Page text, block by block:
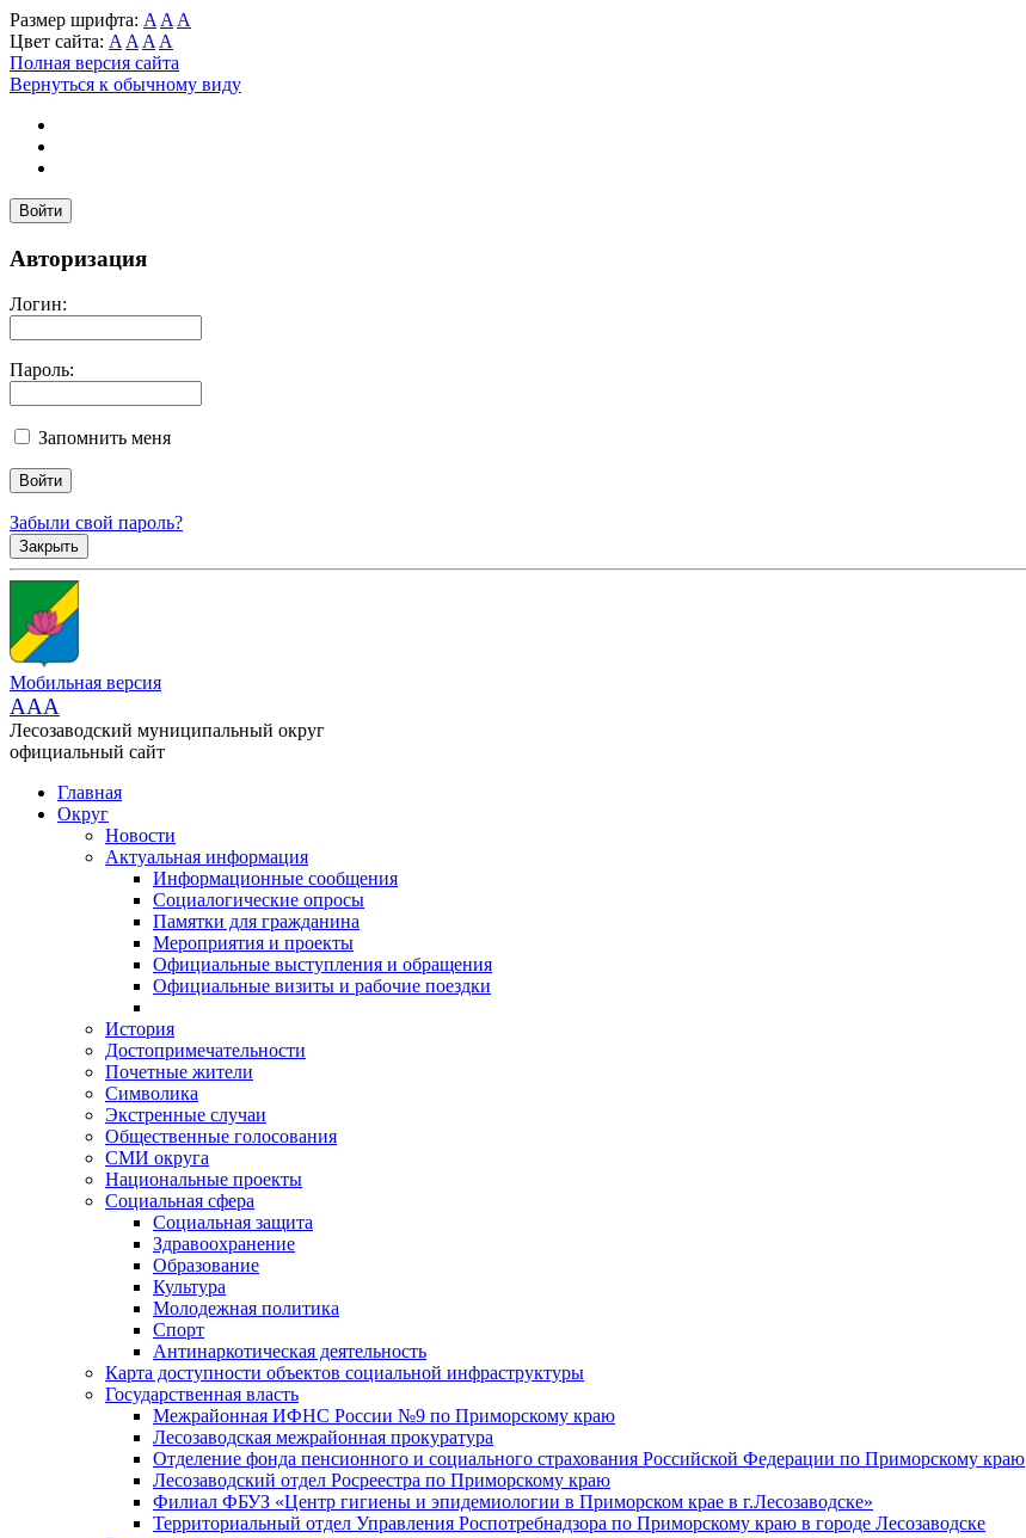
Размер шрифта: A A A
Цвет сайта: A A A A
Полная версия сайта
Вернуться к обычному виду
Войти
Авторизация
Логин:
Пароль:
Запомнить меня
Забыли свой пароль?
Закрыть
Мобильная версия
AAA
Лесозаводский муниципальный округ
официальный сайт
Главная
Округ
Новости
Актуальная информация
Информационные сообщения
Социалогические опросы
Памятки для гражданина
Мероприятия и проекты
Официальные выступления и обращения
Официальные визиты и рабочие поездки
История
Достопримечательности
Почетные жители
Символика
Экстренные случаи
Общественные голосования
СМИ округа
Национальные проекты
Социальная сфера
Социальная защита
Здравоохранение
Образование
Культура
Молодежная политика
Спорт
Антинаркотическая деятельность
Карта доступности объектов социальной инфраструктуры
Государственная власть
Межрайонная ИФНС России №9 по Приморскому краю
Лесозаводская межрайонная прокуратура
Отделение фонда пенсионного и социального страхования Российской Федерации по Приморскому краю
Лесозаводский отдел Росреестра по Приморскому краю
Филиал ФБУЗ «Центр гигиены и эпидемиологии в Приморском крае в г.Лесозаводске»
Территориальный отдел Управления Роспотребнадзора по Приморскому краю в городе Лесозаводске